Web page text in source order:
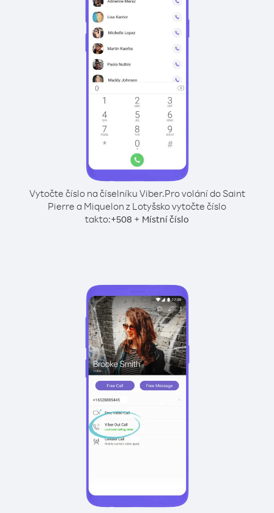
Vytočte číslo na číselníku Viber.Pro volání do Saint
Pierre a Miquelon z Lotyšsko vytočte číslo
takto:+508 + Místní číslo